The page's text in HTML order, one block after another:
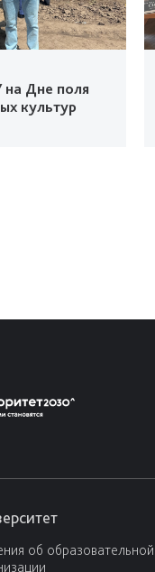
на Дне поля
культур
об образовательной